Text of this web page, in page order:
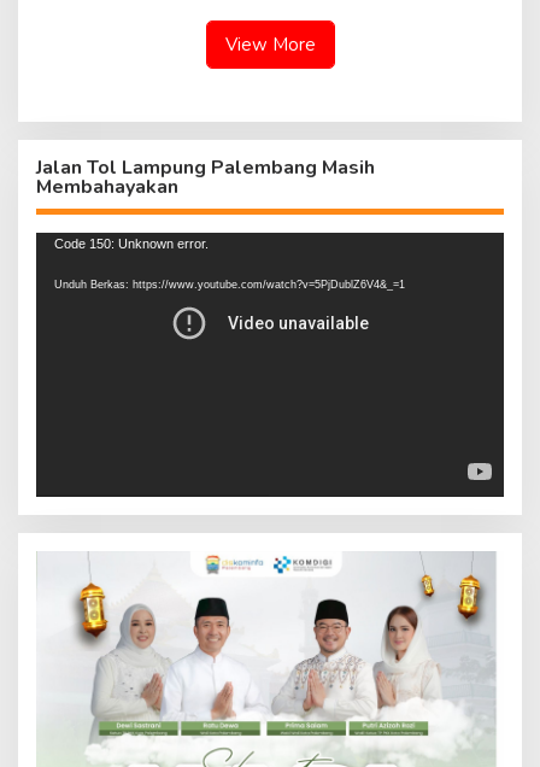
View More
Jalan Tol Lampung Palembang Masih
Membahayakan
Pemutar
Code 150: Unknown error.
Unduh Berkas: https://www.youtube.com/watch?v=5PjDublZ6V4&_=1